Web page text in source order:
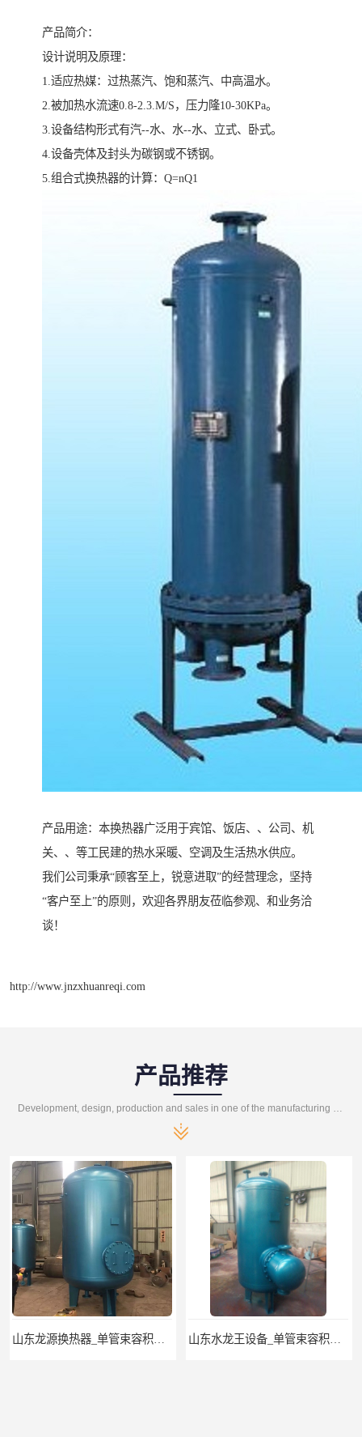
产品简介：
设计说明及原理：
1.适应热媒：过热蒸汽、饱和蒸汽、中高温水。
2.被加热水流速0.8-2.3.M/S，压力隆10-30KPa。
3.设备结构形式有汽--水、水--水、立式、卧式。
4.设备壳体及封头为碳钢或不锈钢。
5.组合式换热器的计算：Q=nQ1
产品用途：本换热器广泛用于宾馆、饭店、、公司、机
关、、等工民建的热水采暖、空调及生活热水供应。
我们公司秉承“顾客至上，锐意进取”的经营理念，坚持
“客户至上”的原则，欢迎各界朋友莅临参观、和业务洽
谈！
http://www.jnzxhuanreqi.com
产品推荐